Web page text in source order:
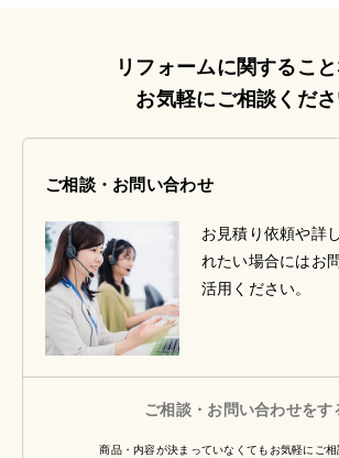
リフォームに関するこ
お気軽にご相談くだ
ご相談・お問い合わせ
お見積り依頼や詳
れたい場合にはお
活用ください。
ご相談・お問い合わせをす
商品・内容が決まっていなくてもお気軽にご